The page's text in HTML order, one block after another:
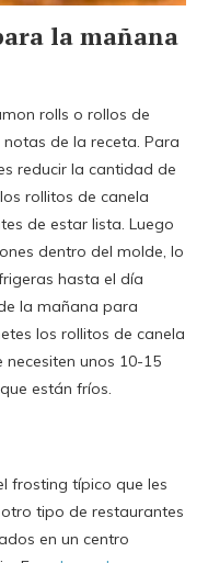
la mañana
rolls o rollos de
de la receta. Para
reducir la cantidad de
rollitos de canela
de estar lista. Luego
dentro del molde, lo
hasta el día
la mañana para
los rollitos de canela
unos 10-15
están fríos.
frosting típico que les
tipo de restaurantes
en un centro